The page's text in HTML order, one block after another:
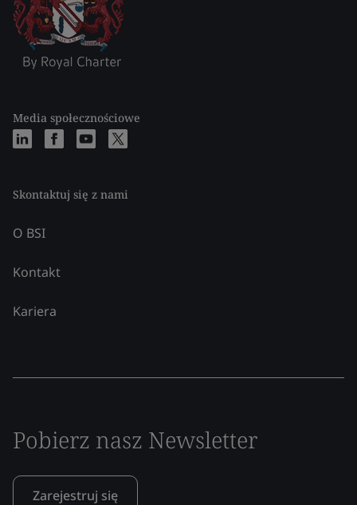
Media społecznościowe
Skontaktuj się z nami
O BSI
Kontakt
Kariera
Pobierz nasz Newsletter
Zarejestruj się